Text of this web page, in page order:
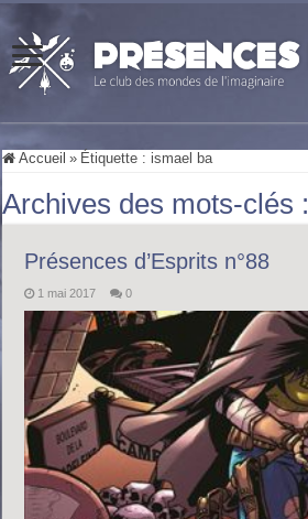
Accueil » Étiquette : ismael ba
Archives des mots-clés :
Présences d’Esprits n°88
1 mai 2017 0